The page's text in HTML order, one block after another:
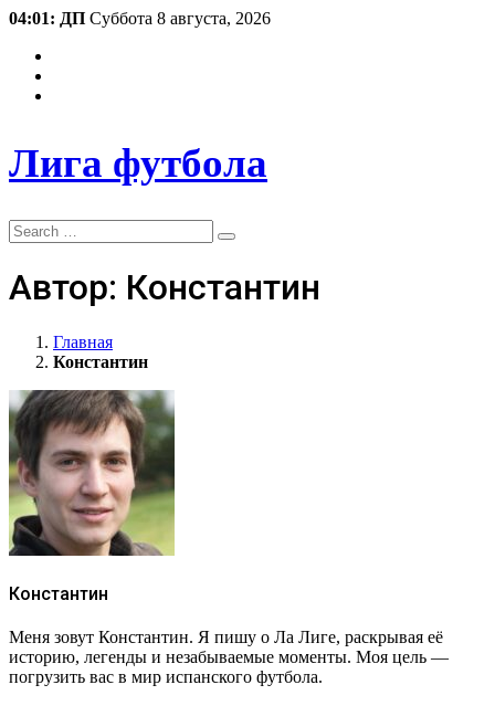
04:01: ДП Суббота 8 августа, 2026
Лига футбола
Search
Автор: Константин
Главная
Константин
Константин
Меня зовут Константин. Я пишу о Ла Лиге, раскрывая её
историю, легенды и незабываемые моменты. Моя цель —
погрузить вас в мир испанского футбола.